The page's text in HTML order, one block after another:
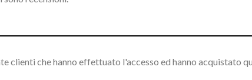
clienti che hanno effettuato l'accesso ed hanno acquistato